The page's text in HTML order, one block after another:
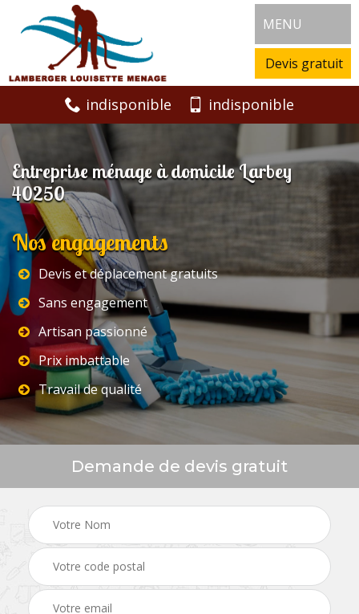
MENU
Devis gratuit
indisponible indisponible
Entreprise ménage à domicile Larbey
40250
Nos engagements
Devis et déplacement gratuits
Sans engagement
Artisan passionné
Prix imbattable
Travail de qualité
Demande de devis gratuit